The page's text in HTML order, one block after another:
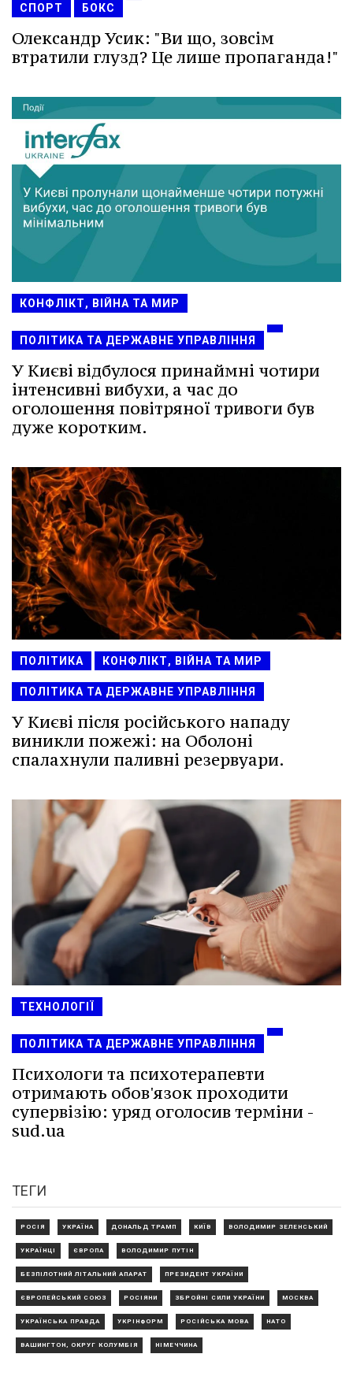
СПОРТ БОКС
Олександр Усик: "Ви що, зовсім
втратили глузд? Це лише пропаганда!"
КОНФЛІКТ, ВІЙНА ТА МИР
ПОЛІТИКА ТА ДЕРЖАВНЕ УПРАВЛІННЯ
У Києві відбулося принаймні чотири
інтенсивні вибухи, а час до
оголошення повітряної тривоги був
дуже коротким.
ПОЛІТИКА КОНФЛІКТ, ВІЙНА ТА МИР
ПОЛІТИКА ТА ДЕРЖАВНЕ УПРАВЛІННЯ
У Києві після російського нападу
виникли пожежі: на Оболоні
спалахнули паливні резервуари.
ТЕХНОЛОГІЇ
ПОЛІТИКА ТА ДЕРЖАВНЕ УПРАВЛІННЯ
Психологи та психотерапевти
отримають обов'язок проходити
супервізію: уряд оголосив терміни -
sud.ua
ТЕГИ
РОСІЯ УКРАЇНА ДОНАЛЬД ТРАМП КИЇВ ВОЛОДИМИР ЗЕЛЕНСЬКИЙ
УКРАЇНЦІ ЄВРОПА ВОЛОДИМИР ПУТІН
БЕЗПІЛОТНИЙ ЛІТАЛЬНИЙ АПАРАТ ПРЕЗИДЕНТ УКРАЇНИ
ЄВРОПЕЙСЬКИЙ СОЮЗ РОСІЯНИ ЗБРОЙНІ СИЛИ УКРАЇНИ МОСКВА
УКРАЇНСЬКА ПРАВДА УКРІНФОРМ РОСІЙСЬКА МОВА НАТО
ВАШИНГТОН, ОКРУГ КОЛУМБІЯ НІМЕЧЧИНА